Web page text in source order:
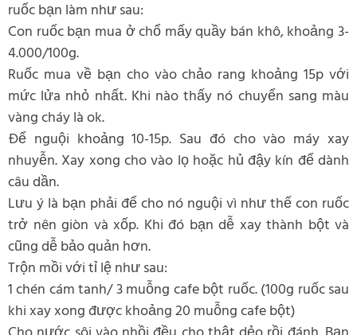
ruốc bạn làm như sau:
Con ruốc bạn mua ở chổ mấy quầy bán khô, khoảng 3-
4.000/100g.
Ruốc mua về bạn cho vào chảo rang khoảng 15p với
mức lửa nhỏ nhất. Khi nào thấy nó chuyển sang màu
vàng cháy là ok.
Để nguội khoảng 10-15p. Sau đó cho vào máy xay
nhuyễn. Xay xong cho vào lọ hoặc hủ đậy kín để dành
câu dần.
Lưu ý là bạn phải để cho nó nguội vì như thế con ruốc
trở nên giòn và xốp. Khi đó bạn dễ xay thành bột và
cũng dễ bảo quản hơn.
Trộn mồi với tỉ lệ như sau:
1 chén cám tanh/ 3 muỗng cafe bột ruốc. (100g ruốc sau
khi xay xong được khoảng 20 muỗng cafe bột)